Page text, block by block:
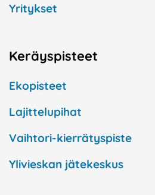
Yritykset
Keräyspisteet
Ekopisteet
Lajittelupihat
Vaihtori-kierrätyspiste
Ylivieskan jätekeskus